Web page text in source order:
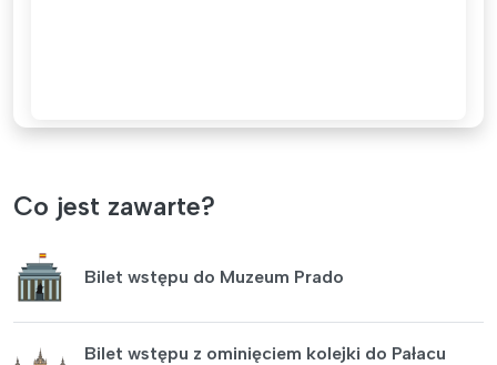
Co jest zawarte?
Bilet wstępu do Muzeum Prado
Bilet wstępu z ominięciem kolejki do Pałacu